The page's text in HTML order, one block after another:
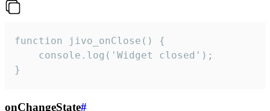
function jivo_onClose() {
    console.log('Widget closed');
}
onChangeState#